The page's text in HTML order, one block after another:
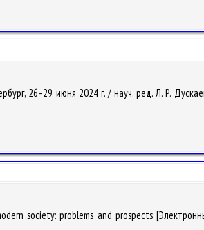
26–29 июня 2024 г. / науч. ред. Л. Р.
society: problems and prospects